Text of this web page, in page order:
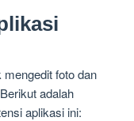
foto dan
adalah
aplikasi ini: